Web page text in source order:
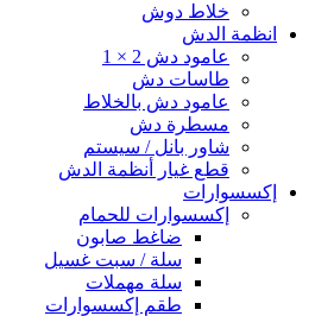
خلاط دوش
انظمة الدش
عامود دش 2 × 1
طاسات دش
عامود دش بالخلاط
مسطرة دش
شاور بانل / سيستم
قطع غيار أنظمة الدش
إكسسوارات
إكسسوارات للحمام
ضاغط صابون
سلة / سبت غسيل
سلة مهملات
طقم إكسسوارات